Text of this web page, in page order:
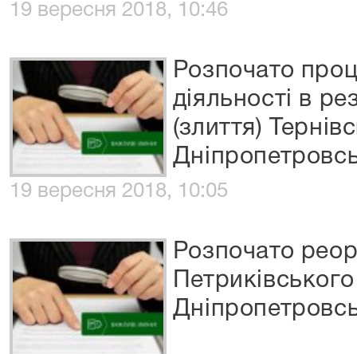
19 вересня 2018, 10:46
Розпочато
діяльності в
(злиття)
19 вересня 2018, 10:05
Розпочато